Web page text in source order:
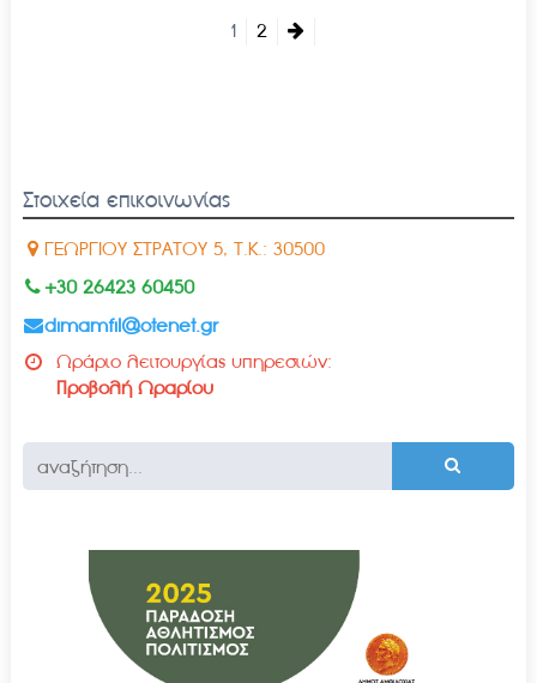
1 2
Στοιχεία επικοινωνίας
ΓΕΩΡΓΙΟΥ ΣΤΡΑΤΟΥ 5, Τ.Κ.: 30500
+30 26423 60450
dimamfil@otenet.gr
Ωράριο λειτουργίας υπηρεσιών:
Προβολή Ωραρίου